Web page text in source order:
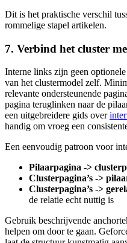
Dit is het praktische verschil
rommelige stapel artikelen.
7. Verbind het cluster
Interne links zijn geen
van het clustermodel zelf.
relevante ondersteunende
pagina teruglinken naar de
een uitgebreidere gids over
handig om vroeg een
Een eenvoudig patroon voor
Pilaarpagina ->
Clusterpagina’s ->
Clusterpagina’s ->
de relatie echt nuttig is
Gebruik beschrijvende
helpen om door te gaan.